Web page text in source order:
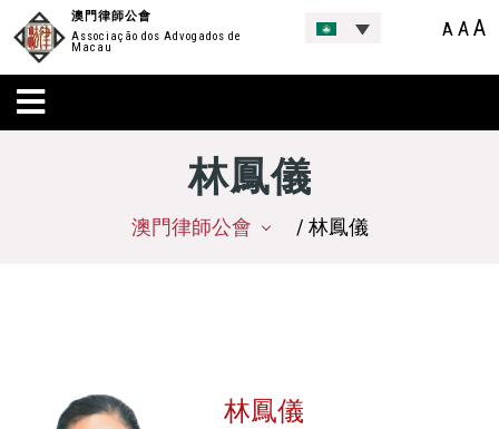
澳門律師公會
Associação dos Advogados de
Macau
A AA
林鳳儀
澳門律師公會 / 林鳳儀
林鳳儀